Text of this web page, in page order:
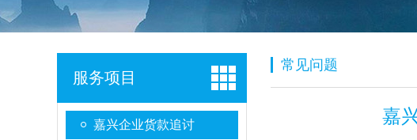
服务项目
嘉兴企业货款追讨
常见问题
嘉